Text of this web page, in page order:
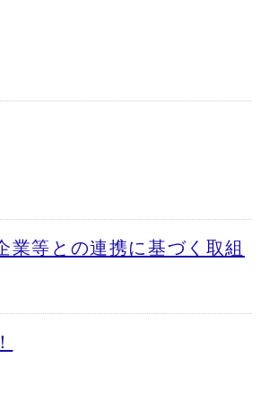
業等との連携に基づく取組